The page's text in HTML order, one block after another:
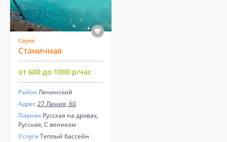
Сауна
Станичная
от 600 до 1000 р/час
Район Ленинский
Адрес27 Линия, 60
Парная Русская на дровах,
Русская, С веником
Услуги Теплый бассейн